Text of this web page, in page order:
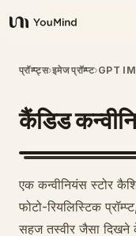
YouMind
अवलोकन
उपयोग के मामले
प्रॉम्प्ट
प्रॉम्प्ट्स›इमेज प्रॉम्प्ट›GPT
कैंडिड
एक कन्वीनियंस स्टोर
फोटो-रियलिस्टिक
सहज तस्वीर जैसा दिखने